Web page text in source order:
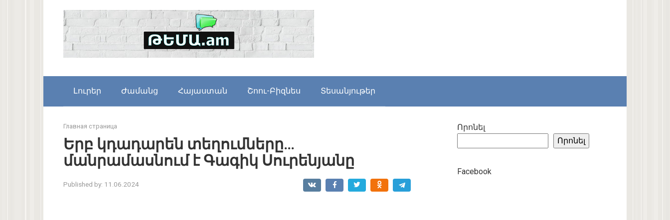
Լուրեր Ժամանց Հայաստան Շոու-Բիզնես Տեսանյութեր
Главная страница
Երբ կդադարեն տեղումները…
մանրամասնում է Գագիկ Սուրենյանը
Published by: 11.06.2024
Որոնել
Որոնել
Facebook